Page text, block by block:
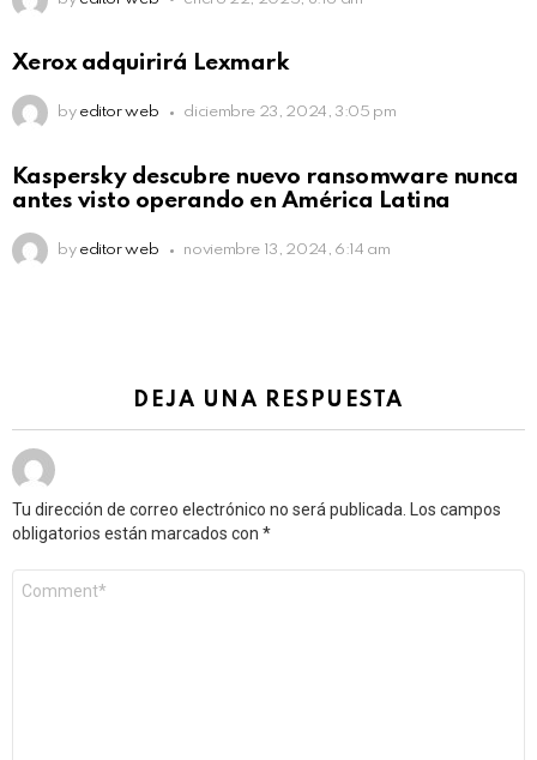
Xerox adquirirá Lexmark
by editor web diciembre 23, 2024, 3:05 pm
Kaspersky descubre nuevo ransomware nunca
antes visto operando en América Latina
by editor web noviembre 13, 2024, 6:14 am
DEJA UNA RESPUESTA
Tu dirección de correo electrónico no será publicada.
Los campos
obligatorios están marcados con *